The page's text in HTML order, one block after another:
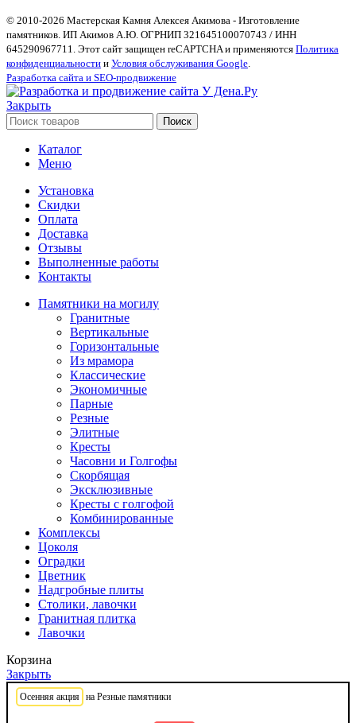
© 2010-2026 Мастерская Камня Алексея Акимова - Изготовление
памятников. ИП Акимов А.Ю. ОГРНИП 321645100070743 / ИНН
645290967711. Этот сайт защищен reCAPTCHA и применяются Политика
конфиденциальности и Условия обслуживания Google
Разработка сайта и SEO-продвижение
Закрыть
Поиск
Каталог
Меню
Установка
Скидки
Оплата
Доставка
Отзывы
Выполненные работы
Контакты
Памятники на могилу
Гранитные
Вертикальные
Горизонтальные
Из мрамора
Классические
Экономичные
Парные
Резные
Элитные
Кресты
Часовни и Голгофы
Скорбящая
Эксклюзивные
Кресты с голгофой
Комбинированные
Комплексы
Цоколя
Оградки
Цветник
Надгробные плиты
Столики, лавочки
Гранитная плитка
Лавочки
Корзина
Закрыть
Осенняя акция на Резные памятники